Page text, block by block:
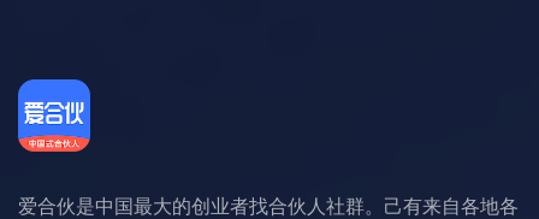
爱合伙是中国最大的创业者找合伙人社群。己有来自各地各